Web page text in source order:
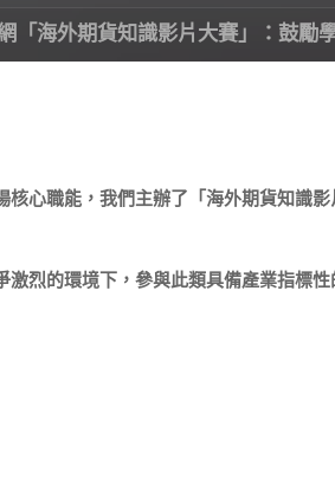
「海外期貨知識影片大賽」：鼓勵
心職能，我們主辦了「海外期貨知識
烈的環境下，參與此類具備產業指標